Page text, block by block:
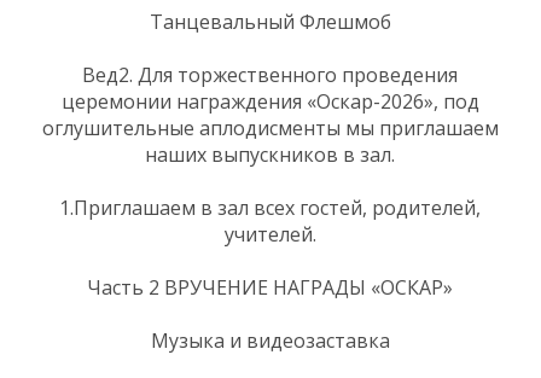
Танцевальный Флешмоб
Вед2. Для торжественного проведения
церемонии награждения «Оскар-2026», под
оглушительные аплодисменты мы приглашаем
наших выпускников в зал.
1.Приглашаем в зал всех гостей, родителей,
учителей.
Часть 2 ВРУЧЕНИЕ НАГРАДЫ «ОСКАР»
Музыка и видеозаставка